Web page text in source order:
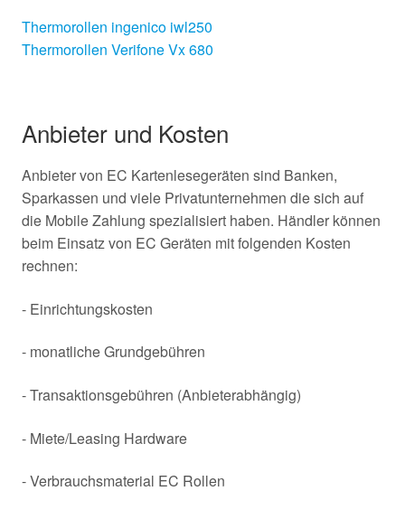
Thermorollen ingenico iwl250
Thermorollen Verifone Vx 680
Anbieter und Kosten
Anbieter von EC Kartenlesegeräten sind Banken,
Sparkassen und viele Privatunternehmen die sich auf
die Mobile Zahlung spezialisiert haben. Händler können
beim Einsatz von EC Geräten mit folgenden Kosten
rechnen:
- Einrichtungskosten
- monatliche Grundgebühren
- Transaktionsgebühren (Anbieterabhängig)
- Miete/Leasing Hardware
- Verbrauchsmaterial EC Rollen